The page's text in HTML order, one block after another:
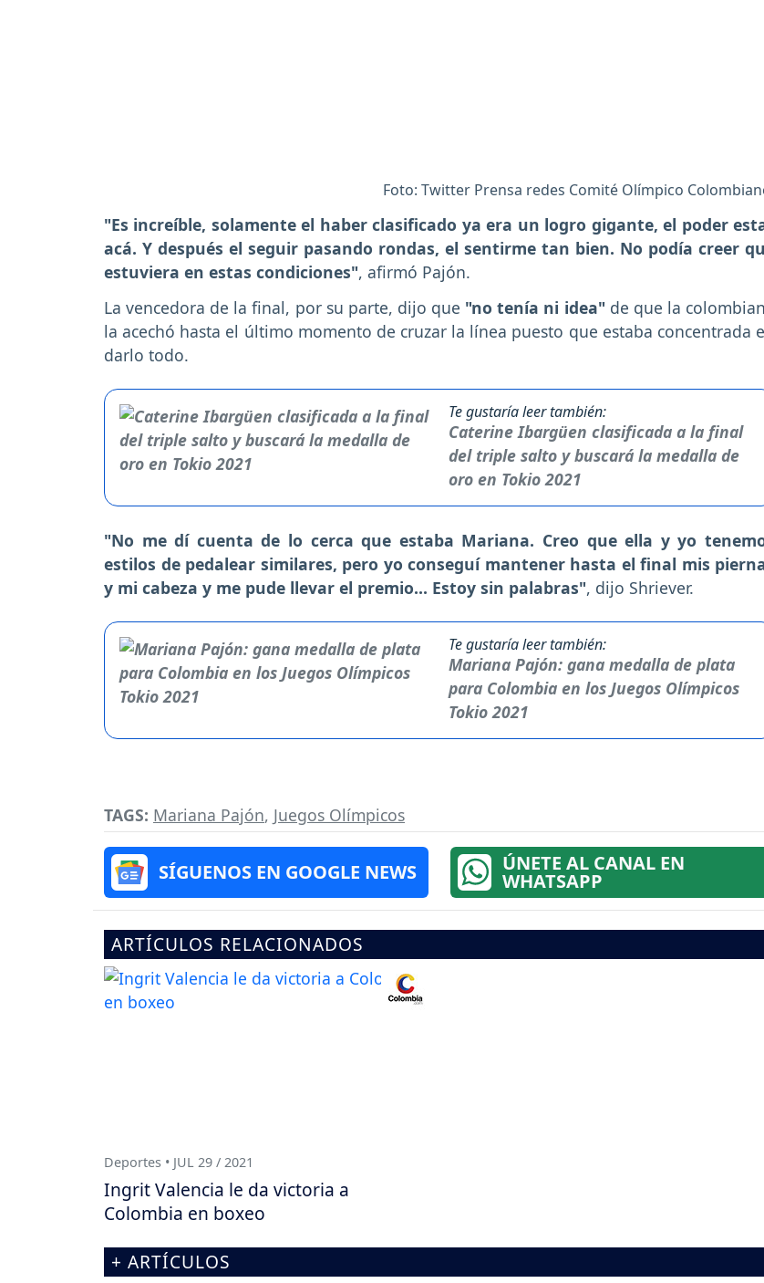
Foto: Twitter Prensa redes Comité Olímpico
"Es increíble, solamente el haber clasificado ya era un logro gigante, el poder
acá. Y después el seguir pasando rondas, el sentirme tan bien. No podía creer
estuviera en estas condiciones", afirmó Pajón.
La vencedora de la final, por su parte, dijo que "no tenía ni idea" de que la
la acechó hasta el último momento de cruzar la línea puesto que estaba concentrada
darlo todo.
Te gustaría leer también:
Caterine Ibargüen clasificada a la final
del triple salto y buscará la medalla de
oro en Tokio 2021
"No me dí cuenta de lo cerca que estaba Mariana. Creo que ella y yo
estilos de pedalear similares, pero yo conseguí mantener hasta el final mis
y mi cabeza y me pude llevar el premio... Estoy sin palabras", dijo Shriever.
Te gustaría leer también:
Mariana Pajón: gana medalla de plata
para Colombia en los Juegos Olímpicos
Tokio 2021
TAGS: Mariana Pajón, Juegos Olímpicos
SÍGUENOS EN GOOGLE NEWS ÚNETE AL CANAL EN
WHATSAPP
ARTÍCULOS RELACIONADOS
Deportes • JUL 29 / 2021
Ingrit Valencia le da victoria a
Colombia en boxeo
+ ARTÍCULOS